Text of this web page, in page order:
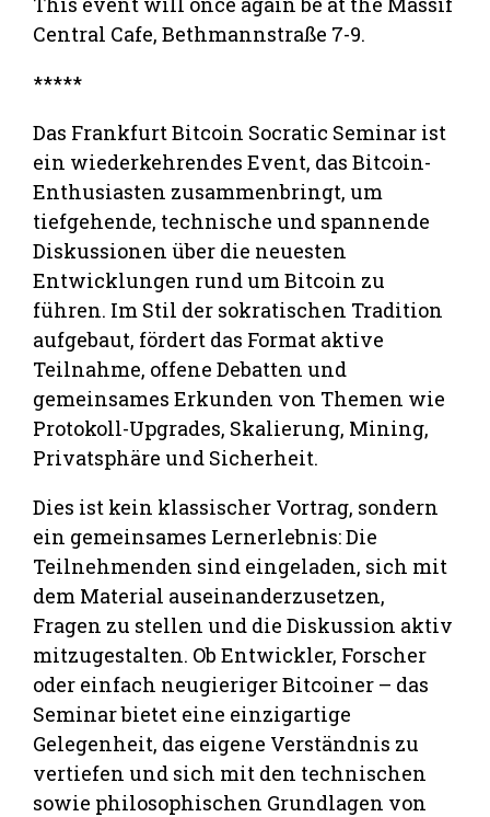
Central Cafe, Bethmannstraße 7-9.
*****
Das Frankfurt Bitcoin Socratic Seminar ist
ein wiederkehrendes Event, das Bitcoin-
Enthusiasten zusammenbringt, um
tiefgehende, technische und spannende
Diskussionen über die neuesten
Entwicklungen rund um Bitcoin zu
führen. Im Stil der sokratischen Tradition
aufgebaut, fördert das Format aktive
Teilnahme, offene Debatten und
gemeinsames Erkunden von Themen wie
Protokoll-Upgrades, Skalierung, Mining,
Privatsphäre und Sicherheit.
Dies ist kein klassischer Vortrag, sondern
ein gemeinsames Lernerlebnis: Die
Teilnehmenden sind eingeladen, sich mit
dem Material auseinanderzusetzen,
Fragen zu stellen und die Diskussion aktiv
mitzugestalten. Ob Entwickler, Forscher
oder einfach neugieriger Bitcoiner – das
Seminar bietet eine einzigartige
Gelegenheit, das eigene Verständnis zu
vertiefen und sich mit den technischen
sowie philosophischen Grundlagen von